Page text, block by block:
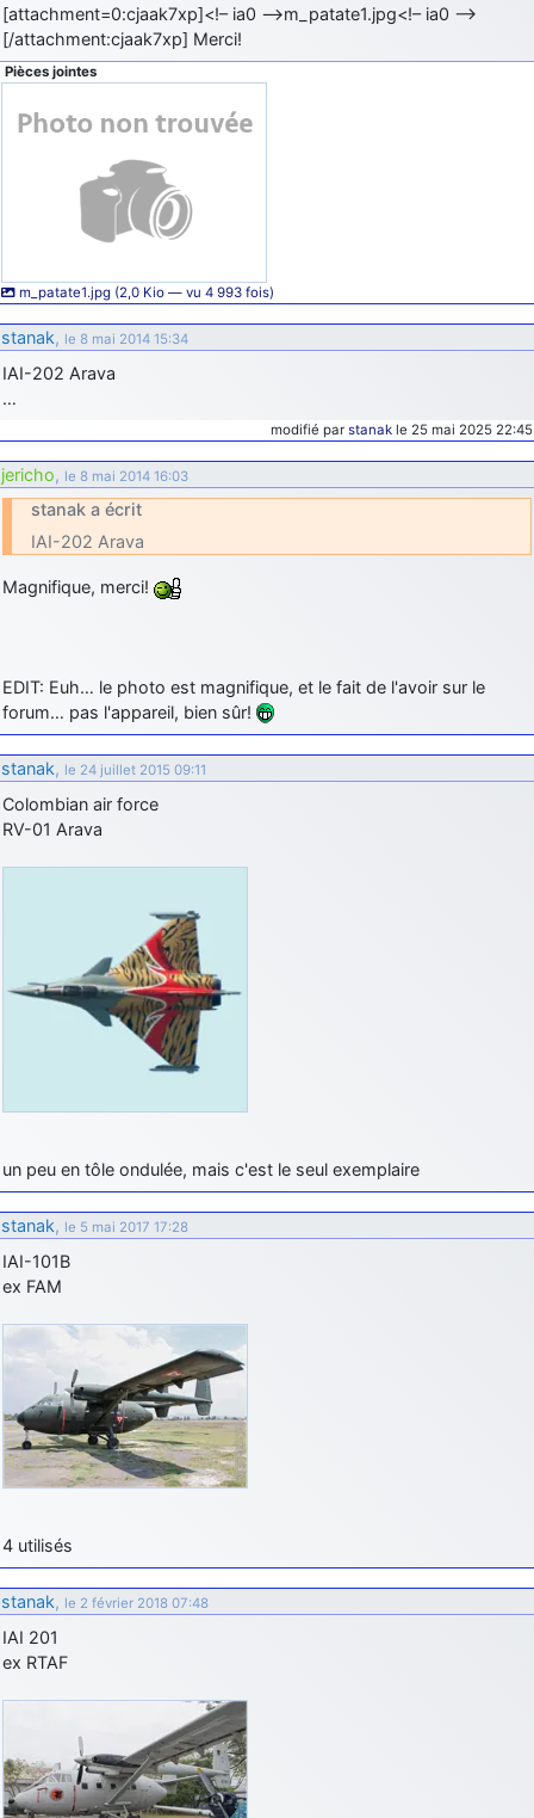
[attachment=0:cjaak7xp]<!– ia0 –>m_patate1.jpg<!– ia0 –>
[/attachment:cjaak7xp] Merci!
Pièces jointes
m_patate1.jpg (2,0 Kio — vu 4 993 fois)
stanak, le 8 mai 2014 15:34
IAI-202 Arava
…
modifié par stanak le 25 mai 2025 22:45
jericho, le 8 mai 2014 16:03
stanak a écrit
IAI-202 Arava
Magnifique, merci!
EDIT: Euh… le photo est magnifique, et le fait de l'avoir sur le
forum… pas l'appareil, bien sûr!
stanak, le 24 juillet 2015 09:11
Colombian air force
RV-01 Arava
un peu en tôle ondulée, mais c'est le seul exemplaire
stanak, le 5 mai 2017 17:28
IAI-101B
ex FAM
4 utilisés
stanak, le 2 février 2018 07:48
IAI 201
ex RTAF